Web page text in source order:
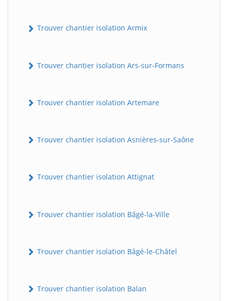
Trouver chantier isolation Armix
Trouver chantier isolation Ars-sur-Formans
Trouver chantier isolation Artemare
Trouver chantier isolation Asnières-sur-Saône
Trouver chantier isolation Attignat
Trouver chantier isolation Bâgé-la-Ville
Trouver chantier isolation Bâgé-le-Châtel
Trouver chantier isolation Balan